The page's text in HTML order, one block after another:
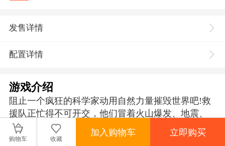
发售详情
配置详情
游戏介绍
阻止一个疯狂的科学家动用自然力量摧毁世界吧!救
援队正忙得不可开交，他们冒着火山爆发、地震、
暴风雪等危险去拯救那些被完全摧毁的自然和人类
家园。
购物车 收藏
加入购物车 立即购买